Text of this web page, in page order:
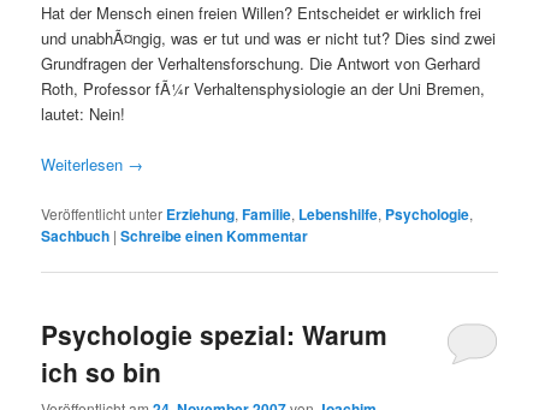
Hat der Mensch einen freien Willen? Entscheidet er wirklich frei
und unabhÃ¤ngig, was er tut und was er nicht tut? Dies sind zwei
Grundfragen der Verhaltensforschung. Die Antwort von Gerhard
Roth, Professor fÃ¼r Verhaltensphysiologie an der Uni Bremen,
lautet: Nein!
Weiterlesen →
Veröffentlicht unter Erziehung,Familie, Lebenshilfe, Psychologie,
Sachbuch |Schreibe einen Kommentar
Psychologie spezial: Warum
ich so bin